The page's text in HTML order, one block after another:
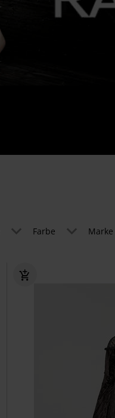
Farbe Marke